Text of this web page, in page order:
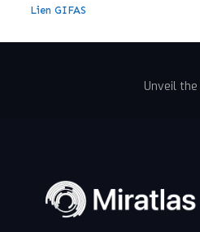
Lien GIFAS
Unveil the